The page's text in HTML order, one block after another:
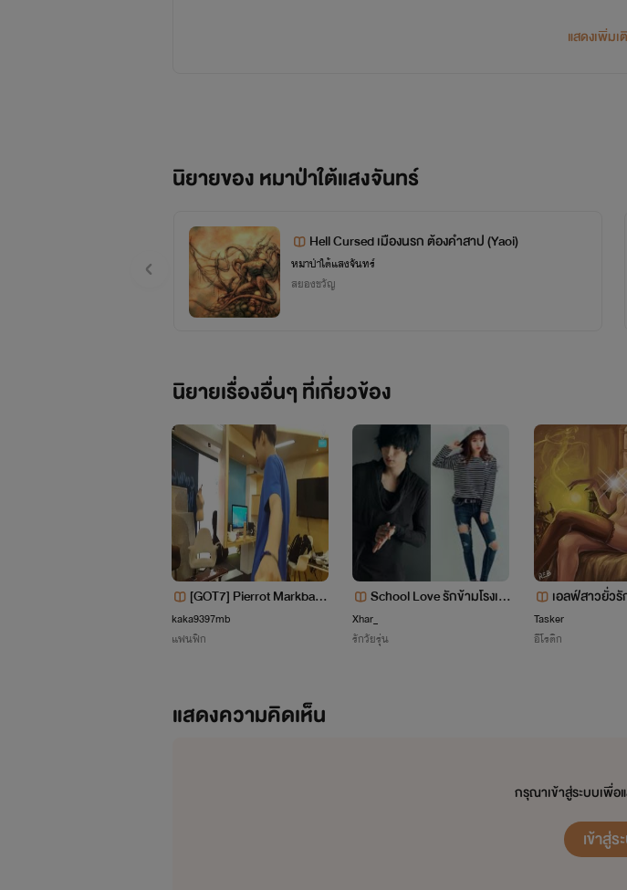
ใครแรงมา
ชื่อ คงกระพัน
อาหารที่ชอบก็เป็นอาหารจำพวกราดแกงหรือต้มอะไรประม
ช่วงนี้ทุกท่านจะสังเกตุเห็นว่าไรท์งอกเรื่องใหม่บ่อยมาก~มากจนแบบไม่น่าเชื่อว่าจะ
เป็นเมนส์(ไหงหมายความตัวเองอุบาดขนาดนั้นจังฟะ- -;) ซึ่งช่วงนี้ไรท์งานยุ่งอยู่ด้วย
ยอยู่บ่อยๆ ก็เลยไม่ค่อยอัพช่วงวันจันทร์ถึงศุกร์เท่าไร แต่ถ้าจะอัพก็เป็นบ
อันนี้ไอดีไลน์อีกอันครับ(เนื่องจากว่า
แอดมาได้ทุกเมื่อนะและอยากทว
เพราะบางทีเราก็ลืมว่าอันนี้
และสิ่งที่ทุกคนต้องทราบคือไรท์เป็นพวกขี้เกียจและบางทีก็จะไม่ได้มาอัพต่อ หรือแ
ผมขอฝากนิยายเหล่านี้ด้วยนะฮะ รักผู้อ่านทุกท่าน ขอให้มีความสุขกันมากๆนะฮะ บ๊าย
แสดงเพิ่มเ
นิยายของ หมาป่าใต้แสงจันทร์
Hell Cursed เมืองนรก ต้องคำสาป (Yaoi)
หมาป่าใต้แสงจันทร์
สยองขวัญ
นิยายเรื่องอื่นๆ ที่เกี่ยวข้อง
[GOT7] Pierrot Markbam
feat.Jackson
kaka9397mb
แฟนฟิก
School Love รักข้ามโรงเรี
ยน
Xhar_
รักวัยรุ่น
เอลฟ์สาวยั่ว
Tasker
อีโรติก
แสดงความคิดเห็น
กรุณาเข้าสู่ระบบเพื่อ
เข้าสู่ร